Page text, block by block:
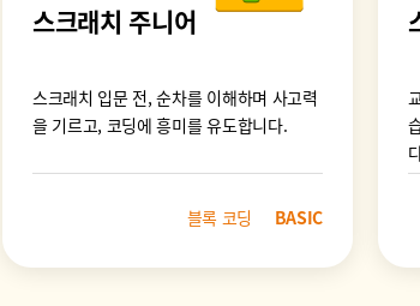
스크래치 주니어
스크래치 입문 전, 순차를 이해하며 사고력
을 기르고, 코딩에 흥미를 유도합니다.
블록 코딩 BASIC